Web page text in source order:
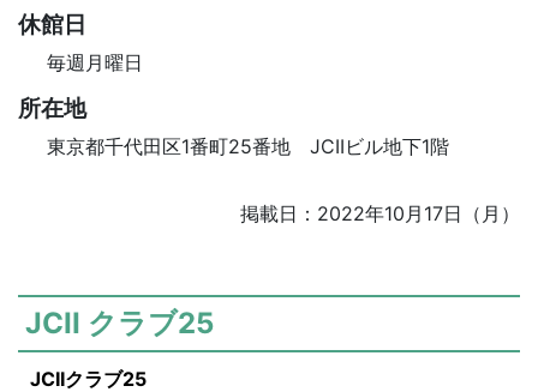
休館日
毎週月曜日
所在地
東京都千代田区1番町25番地 JCIIビル地下1階
掲載日：2022年10月17日（月）
JCII クラブ25
JCIIクラブ25